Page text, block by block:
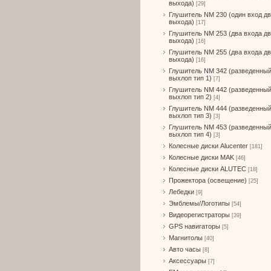
выхода) [29]
Глушитель NM 230 (один вход
выхода) [17]
Глушитель NM 253 (два входа
выхода) [16]
Глушитель NM 255 (два входа
выхода) [16]
Глушитель NM 342 (разведенный
выхлоп тип 1) [7]
Глушитель NM 442 (разведенный
выхлоп тип 2) [4]
Глушитель NM 444 (разведенный
выхлоп тип 3) [3]
Глушитель NM 453 (разведенный
выхлоп тип 4) [3]
Колесные диски Alucenter [181]
Колесные диски MAK [46]
Колесные диски ALUTEC [18]
Прожектора (освещение) [25]
Лебедки [9]
Эмблемы/Логотипы [54]
Видеорегистраторы [39]
GPS навигаторы [5]
Магнитолы [40]
Авто часы [8]
Аксессуары [7]